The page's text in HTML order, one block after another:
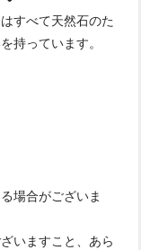
すべて天然石のた
持っています。
場合がございま
いますこと、あら